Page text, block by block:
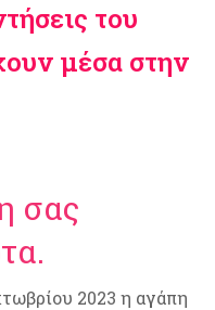
του
μέσα στην
σας
2023 η αγάπη